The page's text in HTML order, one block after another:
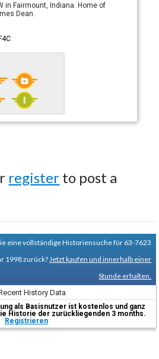
in Fairmount, Indiana. Home of
Dean.
register to post a
eine vollständige Historiensuche für 63-7623
1998 zurück? Jetzt kaufen und innerhalb einer
Stunde erhalten.
History Data
als Basisnutzer ist kostenlos und ganz
Historie der zurückliegenden 3 months.
Registrieren